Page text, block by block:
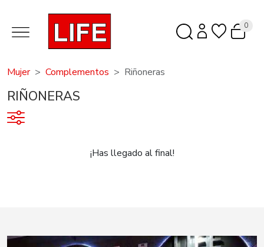
0
Mujer Complementos Riñoneras
RIÑONERAS
¡Has llegado al final!